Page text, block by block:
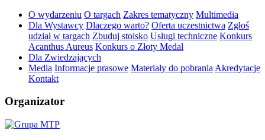
O wydarzeniu O targach Zakres tematyczny Multimedia
Dla Wystawcy Dlaczego warto? Oferta uczestnictwa Zgłoś
udział w targach Zbuduj stoisko Usługi techniczne Konkurs
Acanthus Aureus Konkurs o Złoty Medal
Dla Zwiedzających
Media Informacje prasowe Materiały do pobrania Akredytacje
Kontakt
Organizator